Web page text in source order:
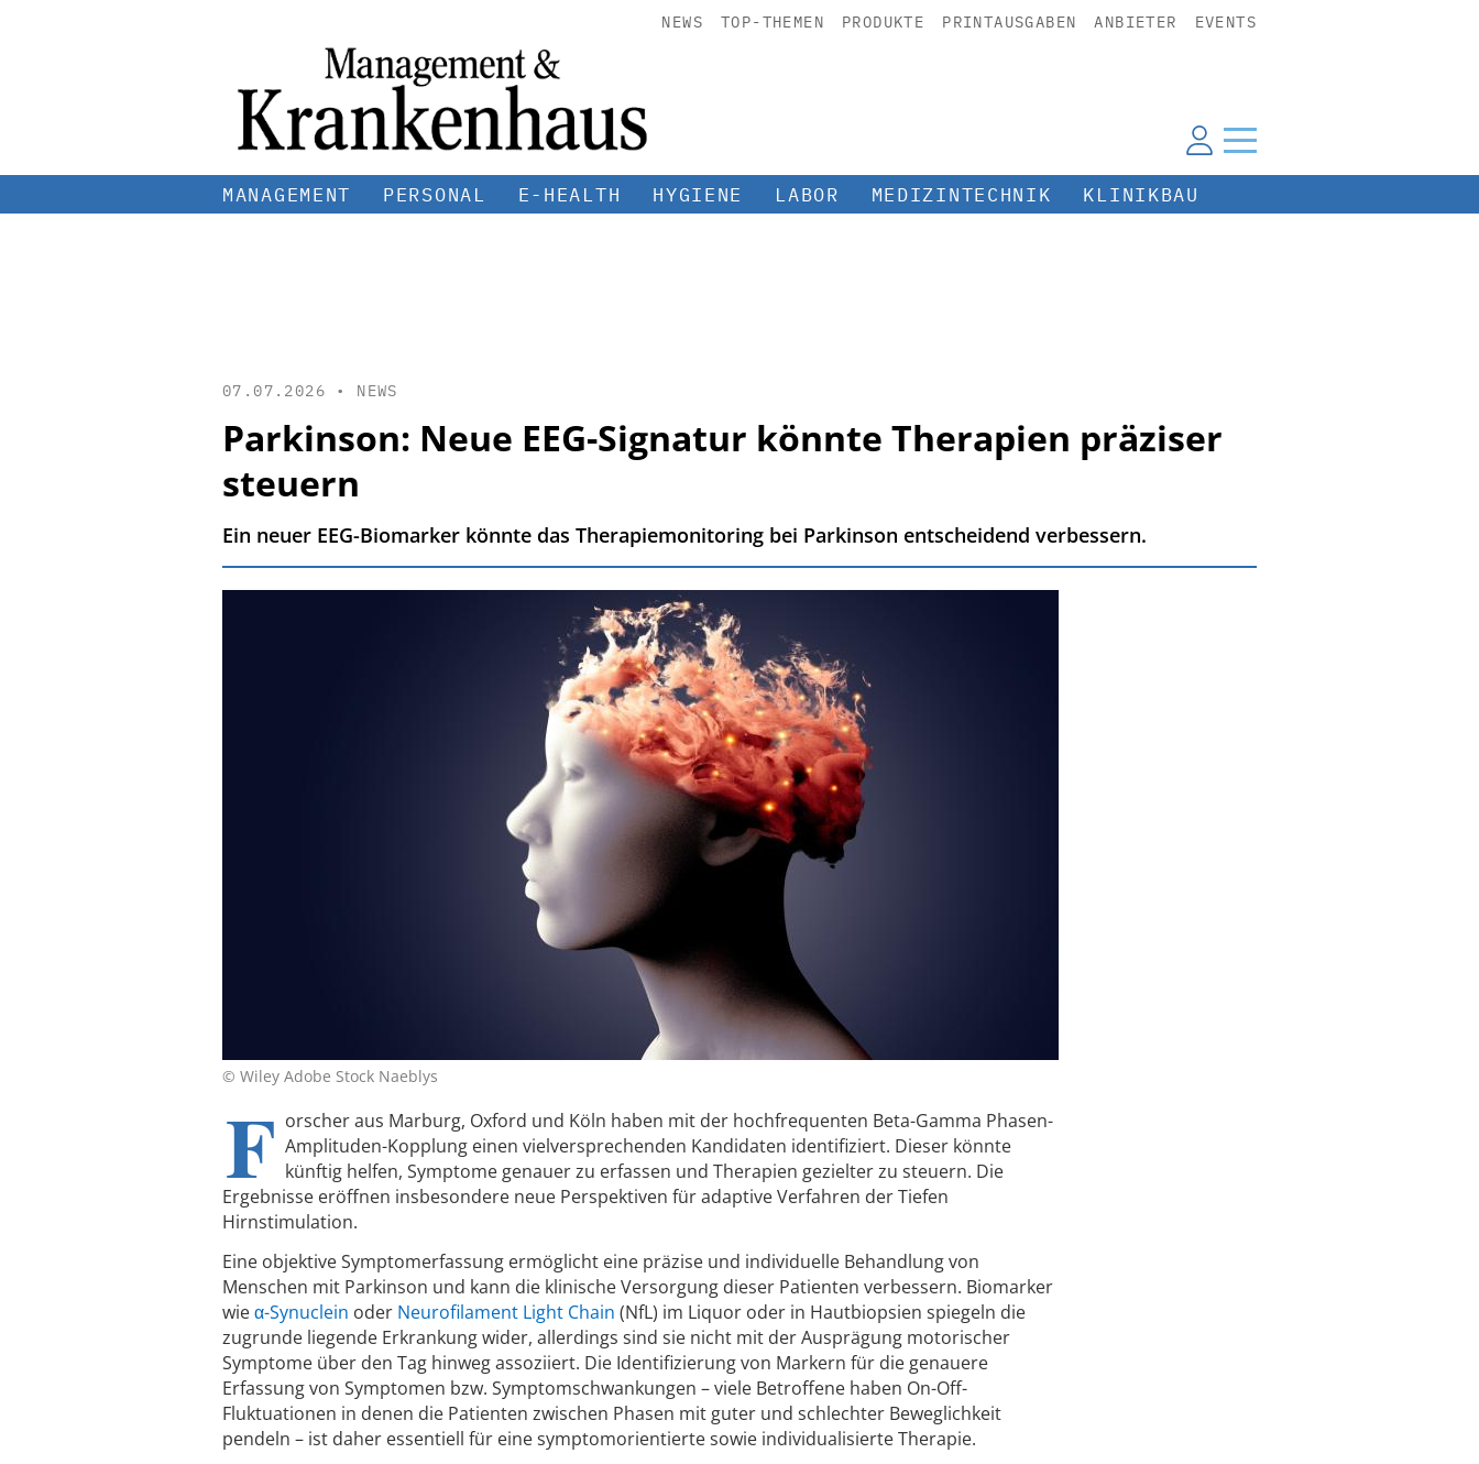
NEWS TOP-THEMEN PRODUKTE PRINTAUSGABEN ANBIETER EVENTS
MANAGEMENT PERSONAL E-HEALTH HYGIENE LABOR MEDIZINTECHNIK KLINIKBAU
07.07.2026 • NEWS
Parkinson: Neue EEG-Signatur könnte Therapien präziser
steuern
Ein neuer EEG-Biomarker könnte das Therapiemonitoring bei Parkinson entscheidend verbessern.
© Wiley Adobe Stock Naeblys
F orscher aus Marburg, Oxford und Köln haben mit der hochfrequenten Beta-Gamma Phasen-
Amplituden-Kopplung einen vielversprechenden Kandidaten identifiziert. Dieser könnte
künftig helfen, Symptome genauer zu erfassen und Therapien gezielter zu steuern. Die
Ergebnisse eröffnen insbesondere neue Perspektiven für adaptive Verfahren der Tiefen
Hirnstimulation.
Eine objektive Symptomerfassung ermöglicht eine präzise und individuelle Behandlung von
Menschen mit Parkinson und kann die klinische Versorgung dieser Patienten verbessern. Biomarker
wieα-Synuclein oder Neurofilament Light Chain (NfL) im Liquor oder in Hautbiopsien spiegeln die
zugrunde liegende Erkrankung wider, allerdings sind sie nicht mit der Ausprägung motorischer
Symptome über den Tag hinweg assoziiert. Die Identifizierung von Markern für die genauere
Erfassung von Symptomen bzw. Symptomschwankungen – viele Betroffene haben On-Off-
Fluktuationen in denen die Patienten zwischen Phasen mit guter und schlechter Beweglichkeit
pendeln – ist daher essentiell für eine symptomorientierte sowie individualisierte Therapie.